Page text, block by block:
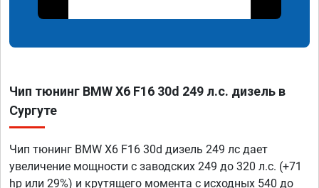
Чип тюнинг BMW X6 F16 30d 249 л.с. дизель в
Сургуте
Чип тюнинг BMW X6 F16 30d дизель 249 лс дает
увеличение мощности с заводских 249 до 320 л.с. (+71
hp или 29%) и крутящего момента с исходных 540 до